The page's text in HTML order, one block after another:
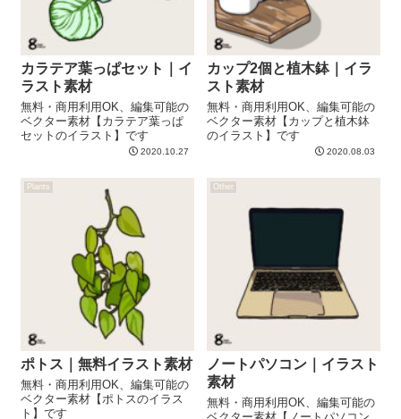
カラテア葉っぱセット｜イ
ラスト素材
無料・商用利用OK、編集可能の
ベクター素材【カラテア葉っぱ
セットのイラスト】です
2020.10.27
カップ2個と植木鉢｜イラ
スト素材
無料・商用利用OK、編集可能の
ベクター素材【カップと植木鉢
のイラスト】です
2020.08.03
Plants
ポトス｜無料イラスト素材
無料・商用利用OK、編集可能の
ベクター素材【ポトスのイラス
ト】です
Other
ノートパソコン｜イラスト
素材
無料・商用利用OK、編集可能の